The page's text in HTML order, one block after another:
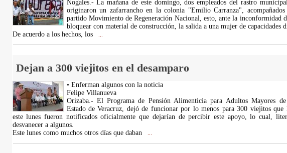
Nogales.- La mañana de este domingo, dos empleados del rastro
originaron un zafarrancho en la colonia "Emilio Carranza",
partido Movimiento de Regeneración Nacional, esto, ante la inconformidad
bloquear con material de construcción, la salida a una mujer de capacidades
De acuerdo a los hechos, los
Dejan a 300 viejitos en el desamparo
• Enferman algunos con la noticia
Felipe Villanueva
Orizaba.- El Programa de Pensión Alimenticia para Adultos Mayores
Estado de Veracruz, dejó de funcionar por lo menos para 300 viejitos que
este lunes fueron notificados oficialmente que dejarían de percibir este apoyo, lo cual,
desvanecer a algunos.
Este lunes como muchos otros días que daban